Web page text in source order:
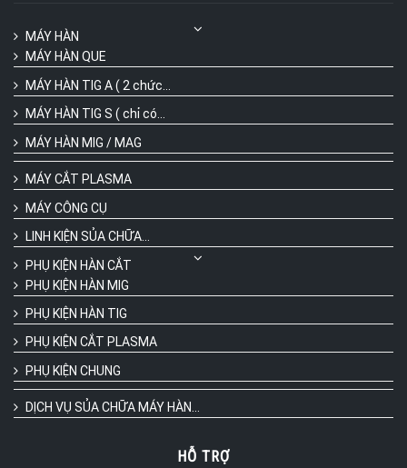
MÁY HÀN
MÁY HÀN QUE
MÁY HÀN TIG A ( 2 chức...
MÁY HÀN TIG S ( chỉ có...
MÁY HÀN MIG / MAG
MÁY CẮT PLASMA
MÁY CÔNG CỤ
LINH KIỆN SỦA CHỮA...
PHỤ KIỆN HÀN CẮT
PHỤ KIỆN HÀN MIG
PHỤ KIỆN HÀN TIG
PHỤ KIỆN CẮT PLASMA
PHỤ KIỆN CHUNG
DỊCH VỤ SỦA CHỮA MÁY HÀN...
HỖ TRỢ